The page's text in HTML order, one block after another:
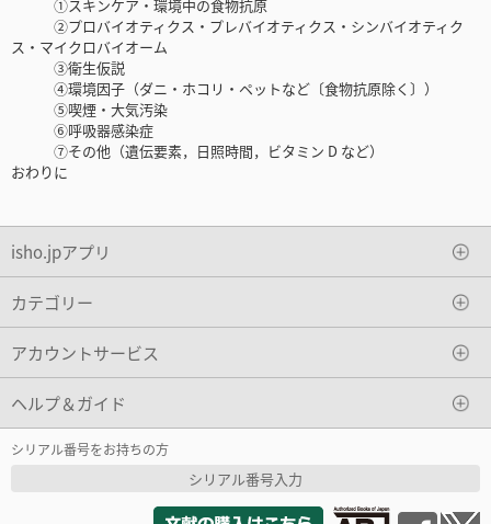
①スキンケア・環境中の食物抗原
②プロバイオティクス・プレバイオティクス・シンバイオティク
ス・マイクロバイオーム
③衛生仮説
④環境因子（ダニ・ホコリ・ペットなど〔食物抗原除く〕）
⑤喫煙・大気汚染
⑥呼吸器感染症
⑦その他（遺伝要素，日照時間，ビタミン D など）
おわりに
isho.jpアプリ
カテゴリー
アカウントサービス
ヘルプ＆ガイド
シリアル番号をお持ちの方
シリアル番号入力